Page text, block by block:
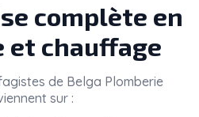
complète en
et chauffage
de Belga Plomberie
sur :